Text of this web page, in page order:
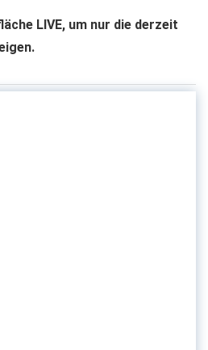
LIVE, um nur die derzeit